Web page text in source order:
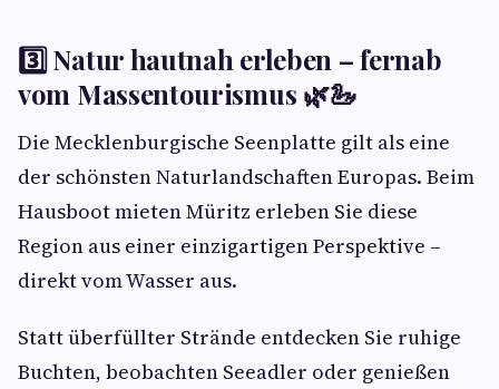
3️⃣ Natur hautnah erleben – fernab
vom Massentourismus 🌿🦢
Die Mecklenburgische Seenplatte gilt als eine
der schönsten Naturlandschaften Europas. Beim
Hausboot mieten Müritz erleben Sie diese
Region aus einer einzigartigen Perspektive –
direkt vom Wasser aus.
Statt überfüllter Strände entdecken Sie ruhige
Buchten, beobachten Seeadler oder genießen